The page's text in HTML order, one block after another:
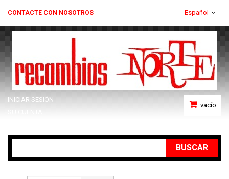
Español
CONTACTE CON NOSOTROS
vacío
INICIAR SESIÓN
BUSCAR